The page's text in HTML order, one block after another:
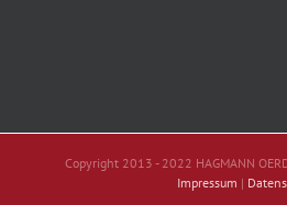
Copyright 2013 - 2022 HAGMANN
Impressum |